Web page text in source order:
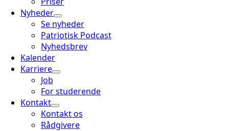
Nyheder
Se nyheder
Patriotisk Podcast
Nyhedsbrev
Kalender
Karriere
Job
For studerende
Kontakt
Kontakt os
Rådgivere